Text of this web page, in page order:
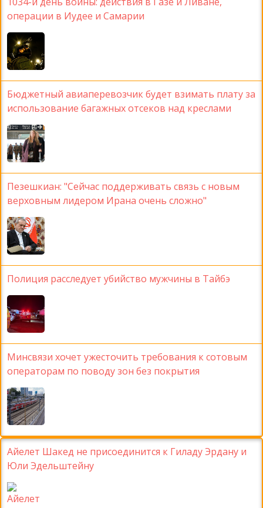
операции в Иудее и Самарии
Бюджетный авиаперевозчик будет взимать плату за
использование багажных отсеков над креслами
Пезешкиан: "Сейчас поддерживать связь с новым
верховным лидером Ирана очень сложно"
Полиция расследует убийство мужчины в Тайбэ
Минсвязи хочет ужесточить требования к сотовым
операторам по поводу зон без покрытия
Айелет Шакед не присоединится к Гиладу Эрдану и
Юли Эдельштейну